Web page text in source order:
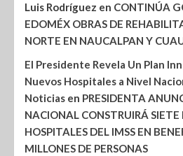
Luis Rodríguez en CONTINÚA
EDOMÉX OBRAS DE
NORTE EN NAUCALPAN Y
El Presidente Revela Un Plan
Nuevos Hospitales a Nivel
Noticias en PRESIDENTA
NACIONAL CONSTRUIRÁ SIETE
HOSPITALES DEL IMSS EN
MILLONES DE PERSONAS